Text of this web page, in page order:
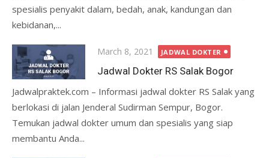
spesialis penyakit dalam, bedah, anak, kandungan dan
kebidanan,...
Posted
on
March 8, 2021 JADWAL DOKTER
Jadwal Dokter RS Salak Bogor
Jadwalpraktek.com – Informasi jadwal dokter RS Salak yang
berlokasi di jalan Jenderal Sudirman Sempur, Bogor.
Temukan jadwal dokter umum dan spesialis yang siap
membantu Anda...